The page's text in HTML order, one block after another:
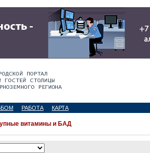
РАБОТА КАРТА
витамины и БАД